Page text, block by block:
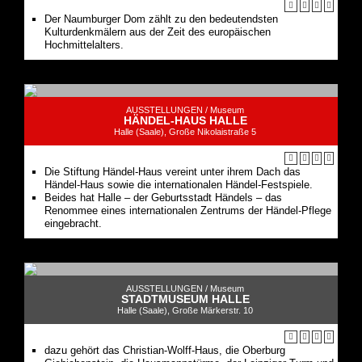
Der Naumburger Dom zählt zu den bedeutendsten
Kulturdenkmälern aus der Zeit des europäischen
Hochmittelalters.
AUSSTELLUNGEN / Museum
HÄNDEL-HAUS HALLE
Halle (Saale), Große Nikolaistraße 5
Die Stiftung Händel-Haus vereint unter ihrem Dach das
Händel-Haus sowie die internationalen Händel-Festspiele.
Beides hat Halle – der Geburtsstadt Händels – das
Renommee eines internationalen Zentrums der Händel-Pflege
eingebracht.
AUSSTELLUNGEN / Museum
STADTMUSEUM HALLE
Halle (Saale), Große Märkerstr. 10
dazu gehört das Christian-Wolff-Haus, die Oberburg